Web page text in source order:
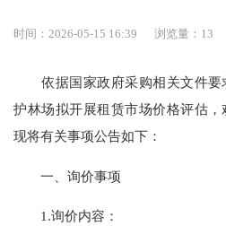
时间：2026-05-15 16:39 浏览量： 13
依据国家政府采购相关文件要
护林场拟开展租赁市场价格评估，
现将有关事项公告如下：
一、询价事项
1.询价内容：